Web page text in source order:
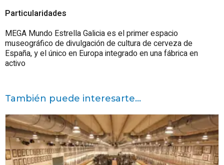
Particularidades
MEGA Mundo Estrella Galicia es el primer espacio
museográfico de divulgación de cultura de cerveza de
España, y el único en Europa integrado en una fábrica en
activo
También puede interesarte...